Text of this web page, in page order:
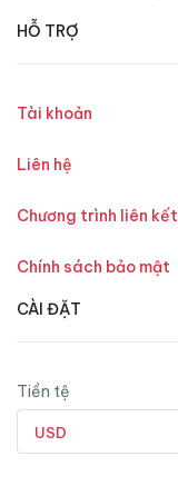
HỖ TRỢ
Tài khoản
Liên hệ
Chương trình liên kết
Chính sách bảo mật
CÀI ĐẶT
Tiền tệ
USD